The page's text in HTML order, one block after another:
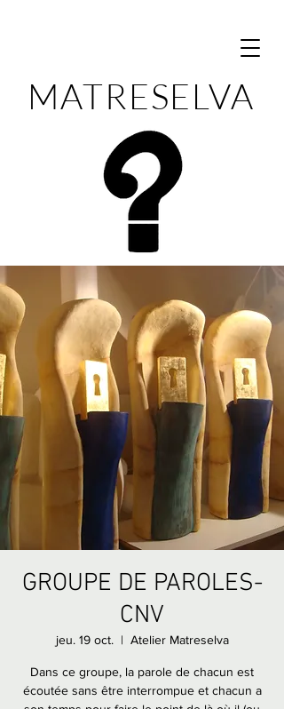
MATRESELVA
GROUPE DE PAROLES-
CNV
jeu. 19 oct.
  |
Atelier Matreselva
Dans ce groupe, la parole de chacun est
écoutée sans être interrompue et chacun a